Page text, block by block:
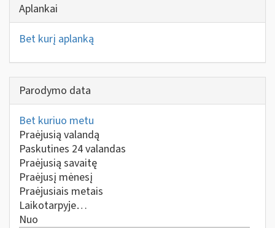
Aplankai
Bet kurį aplanką
Parodymo data
Bet kuriuo metu
Praėjusią valandą
Paskutines 24 valandas
Praėjusią savaitę
Praėjusį mėnesį
Praėjusiais metais
Laikotarpyje…
Nuo